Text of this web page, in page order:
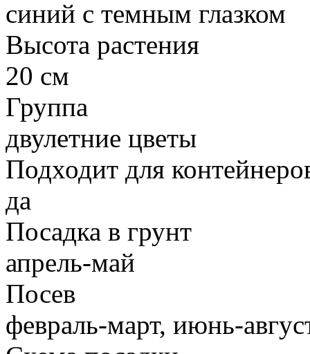
синий с темным глазком
Высота растения
20 см
Группа
двулетние цветы
Подходит для
да
Посадка в грунт
апрель-май
Посев
февраль-март, июнь-